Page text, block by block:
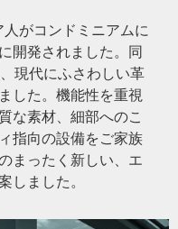
がコンドミニアムに
開発されました。同
現代にふさわしい革
した。機能性を重視
な素材、細部へのこ
指向の設備をご家族
まったく新しい、エ
しました。